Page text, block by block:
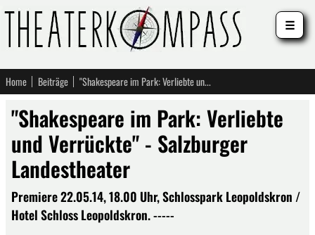
Home Beiträge "Shakespeare im Park: Verliebte und Verrückte" - Salzburger Landestheater
"Shakespeare im Park: Verliebte
und Verrückte" - Salzburger
Landestheater
Premiere 22.05.14, 18.00 Uhr, Schlosspark Leopoldskron /
Hotel Schloss Leopoldskron. -----
☰